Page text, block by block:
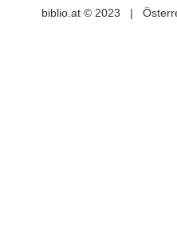
biblio.at © 2023 |